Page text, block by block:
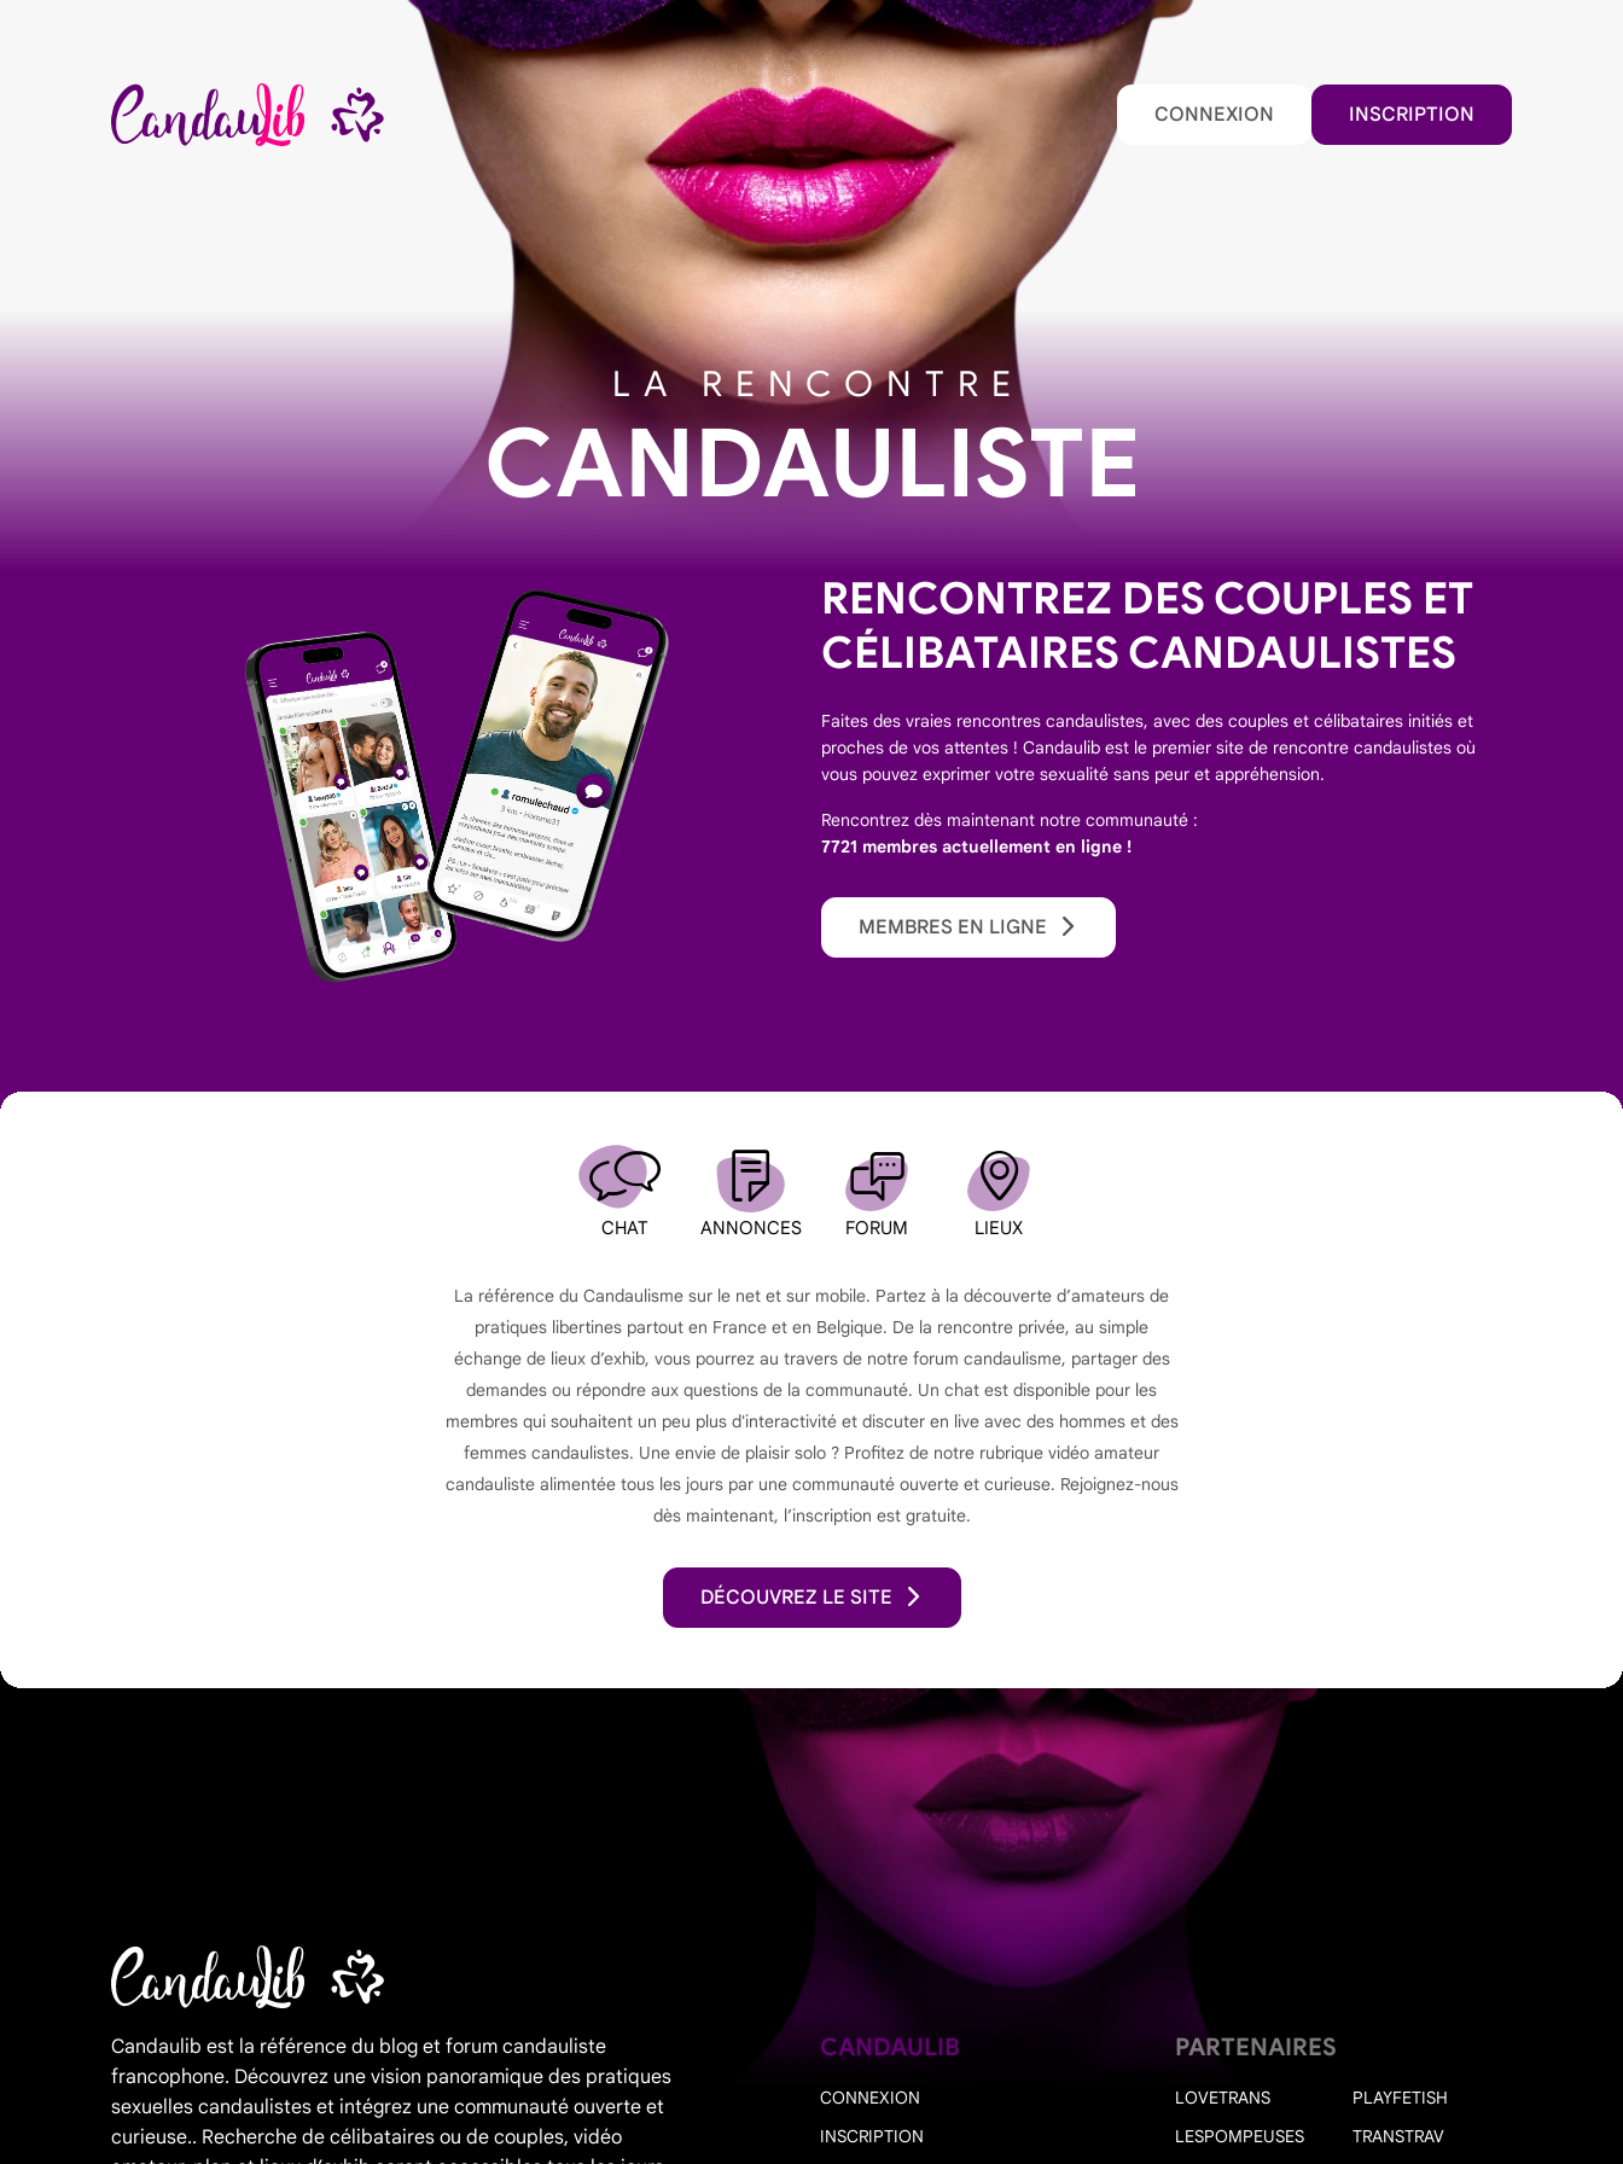
CONNEXION INSCRIPTION
LA RENCONTRE
CANDAULISTE
RENCONTREZ DES COUPLES ET
CÉLIBATAIRES CANDAULISTES
Faites des vraies rencontres candaulistes, avec des couples et célibataires initiés et
proches de vos attentes ! Candaulib est le premier site de rencontre candaulistes où
vous pouvez exprimer votre sexualité sans peur et appréhension.
Rencontrez dès maintenant notre communauté :
7721 membres actuellement en ligne !
MEMBRES EN LIGNE
CHAT ANNONCES FORUM LIEUX
La référence du Candaulisme sur le net et sur mobile. Partez à la découverte d’amateurs de
pratiques libertines partout en France et en Belgique. De la rencontre privée, au simple
échange de lieux d’exhib, vous pourrez au travers de notre forum candaulisme, partager des
demandes ou répondre aux questions de la communauté. Un chat est disponible pour les
membres qui souhaitent un peu plus d'interactivité et discuter en live avec des hommes et des
femmes candaulistes. Une envie de plaisir solo ? Profitez de notre rubrique vidéo amateur
candauliste alimentée tous les jours par une communauté ouverte et curieuse. Rejoignez-nous
dès maintenant, l’inscription est gratuite.
DÉCOUVREZ LE SITE
Candaulib est la référence du blog et forum candauliste
francophone. Découvrez une vision panoramique des pratiques
sexuelles candaulistes et intégrez une communauté ouverte et
curieuse.. Recherche de célibataires ou de couples, vidéo
CANDAULIB
CONNEXION
INSCRIPTION
PARTENAIRES
LOVETRANS
LESPOMPEUSES
PLAYFETISH
TRANSTRAV